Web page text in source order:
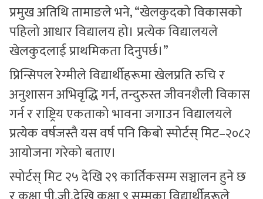
प्रमुख अतिथि तामाङले भने, “खेलकुदको विकासको
पहिलो आधार विद्यालय हो। प्रत्येक विद्यालयले
खेलकुदलाई प्राथमिकता दिनुपर्छ।”
प्रिन्सिपल रेग्मीले विद्यार्थीहरूमा खेलप्रति रुचि र
अनुशासन अभिवृद्धि गर्न, तन्दुरुस्त जीवनशैली विकास
गर्न र राष्ट्रिय एकताको भावना जगाउन विद्यालयले
प्रत्येक वर्षजस्तै यस वर्ष पनि किबो स्पोर्टस् मिट–२०८२
आयोजना गरेको बताए।
स्पोर्टस् मिट २५ देखि २९ कार्तिकसम्म सञ्चालन हुने छ